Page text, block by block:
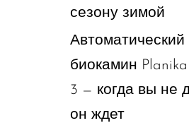
сезону зимой
Автоматический
биокамин
3 — когда вы не
он ждет